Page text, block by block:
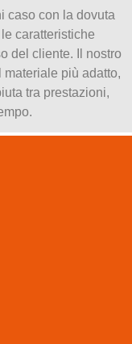
caso con la dovuta
caratteristiche
del cliente. Il nostro
più adatto,
tra prestazioni,